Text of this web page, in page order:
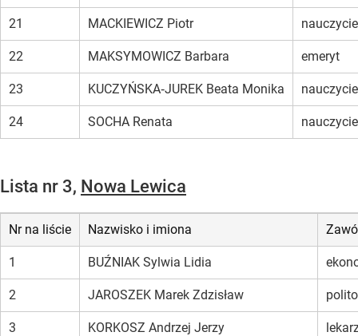
21 MACKIEWICZ Piotr
22 MAKSYMOWICZ Barbara emeryt
23 KUCZYŃSKA‑JUREK Beata Monika
24 SOCHA Renata
Lista nr 3, Nowa Lewica
Nr na liście Nazwisko i imiona
1 BUŹNIAK Sylwia Lidia
2 JAROSZEK Marek Zdzisław
3 KORKOSZ Andrzej Jerzy